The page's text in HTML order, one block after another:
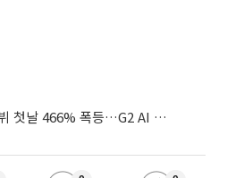
‘中 D램 굴기’ CXMT, 데뷔 첫날 466% 폭등…G2 AI 패권 ‘쩐의 전쟁’